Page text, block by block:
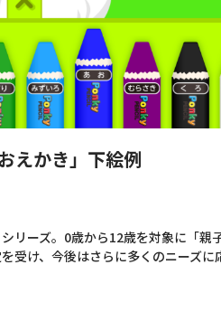
えかき」下絵例
リーズ。0歳から12歳を対象に「
け、今後はさらに多くのニーズに